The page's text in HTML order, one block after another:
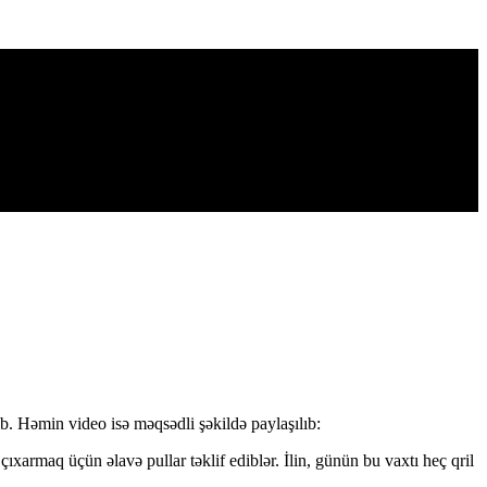
Həmin video isə məqsədli şəkildə paylaşılıb:
üçün əlavə pullar təklif ediblər. İlin, günün bu vaxtı heç qril